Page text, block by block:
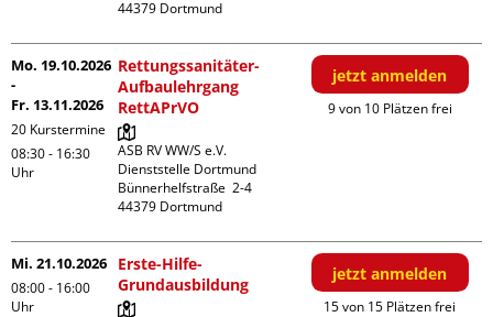
Mo. 19.10.2026
-
Fr. 13.11.2026
20 Kurstermine
08:30 - 16:30
Uhr
Rettungssanitäter-
Aufbaulehrgang
RettAPrVO
ASB RV WW/S e.V.
Dienststelle Dortmund
Bünnerhelfstraße  2-4
jetzt anmelden
9 von 10 Plätzen frei
Mi. 21.10.2026
08:00 - 16:00
Uhr
Erste-Hilfe-
Grundausbildung
jetzt anmelden
15 von 15 Plätzen frei